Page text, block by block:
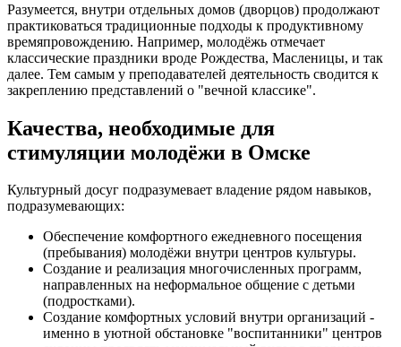
Разумеется, внутри отдельных домов (дворцов) продолжают
практиковаться традиционные подходы к продуктивному
времяпровождению. Например, молодёжь отмечает
классические праздники вроде Рождества, Масленицы, и так
далее. Тем самым у преподавателей деятельность сводится к
закреплению представлений о "вечной классике".
Качества, необходимые для
стимуляции молодёжи в Омске
Культурный досуг подразумевает владение рядом навыков,
подразумевающих:
Обеспечение комфортного ежедневного посещения
(пребывания) молодёжи внутри центров культуры.
Создание и реализация многочисленных программ,
направленных на неформальное общение с детьми
(подростками).
Создание комфортных условий внутри организаций -
именно в уютной обстановке "воспитанники" центров